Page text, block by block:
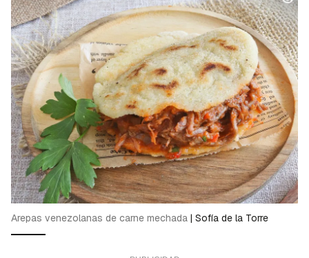
Arepas venezolanas de carne mechada | Sofía de la Torre